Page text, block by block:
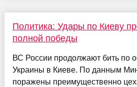
Политика: Удары по Киеву
полной победы
ВС России продолжают бить по
Украины в Киеве. По данным
поражены преимущественно